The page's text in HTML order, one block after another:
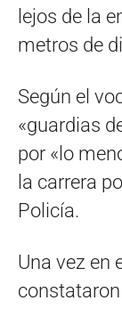
lejos de la
metros de
Según el
«guardias
por «lo
la carrera
Policía.
Una vez en